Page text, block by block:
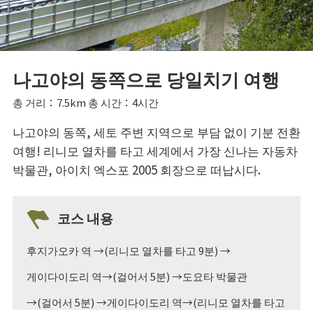
나고야의 동쪽으로 당일치기 여행
총 거리：7.5km 총 시간：4시간
나고야의 동쪽, 세토 주변 지역으로 부담 없이 기분 전환
여행! 리니모 열차를 타고 세계에서 가장 신나는 자동차
박물관, 아이치 엑스포 2005 회장으로 떠납시다.
코스 내용
후지가오카 역 →(리니모 열차를 타고 9분) →
게이다이도리 역→(걸어서 5분) →도요타 박물관
→(걸어서 5분) →게이다이도리 역→(리니모 열차를 타고